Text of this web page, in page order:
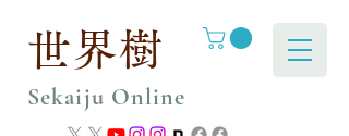
世界樹
Sekaiju Online